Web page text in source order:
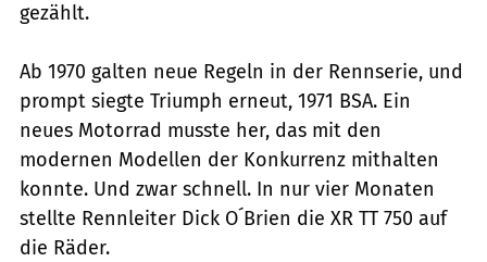
gezählt.
Ab 1970 galten neue Regeln in der Rennserie, und
prompt siegte Triumph erneut, 1971 BSA. Ein
neues Motorrad musste her, das mit den
modernen Modellen der Konkurrenz mithalten
konnte. Und zwar schnell. In nur vier Monaten
stellte Rennleiter Dick O´Brien die XR TT 750 auf
die Räder.